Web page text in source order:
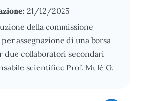
21/12/2025
della commissione
assegnazione di una borsa
due collaboratori secondari
scientifico Prof. Mulè G.